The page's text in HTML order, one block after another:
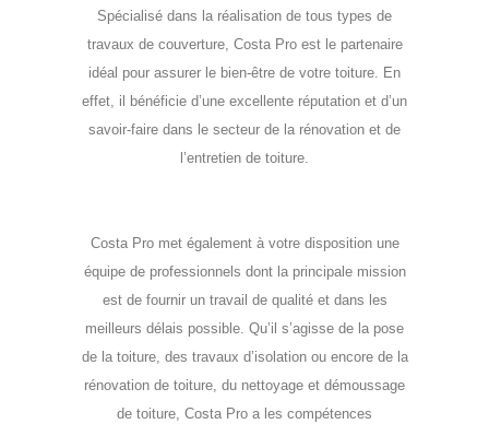
Spécialisé dans la réalisation de tous types de
travaux de couverture, Costa Pro est le partenaire
idéal pour assurer le bien-être de votre toiture. En
effet, il bénéficie d’une excellente réputation et d’un
savoir-faire dans le secteur de la rénovation et de
l’entretien de toiture.
Costa Pro met également à votre disposition une
équipe de professionnels dont la principale mission
est de fournir un travail de qualité et dans les
meilleurs délais possible. Qu’il s’agisse de la pose
de la toiture, des travaux d’isolation ou encore de la
rénovation de toiture, du nettoyage et démoussage
de toiture, Costa Pro a les compétences